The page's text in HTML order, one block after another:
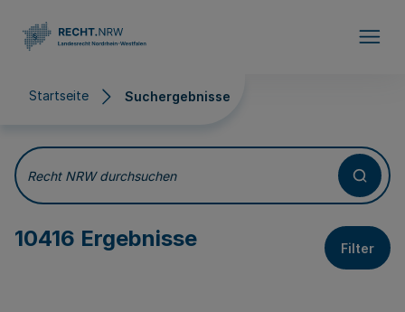
Startseite Suchergebnisse
Suchergebnisse
Recht NRW durchsuchen
10416 Ergebnisse Filter